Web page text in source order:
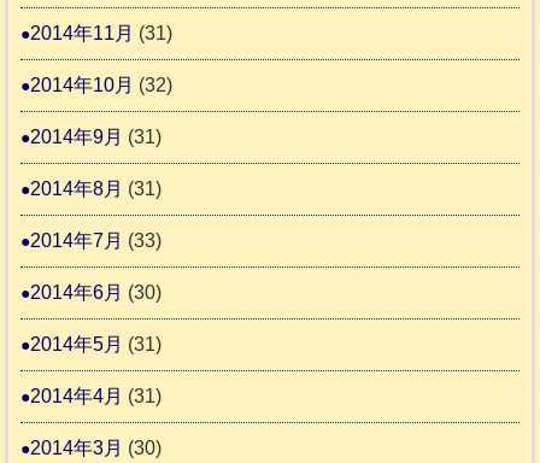
2014年11月 (31)
2014年10月 (32)
2014年9月 (31)
2014年8月 (31)
2014年7月 (33)
2014年6月 (30)
2014年5月 (31)
2014年4月 (31)
2014年3月 (30)